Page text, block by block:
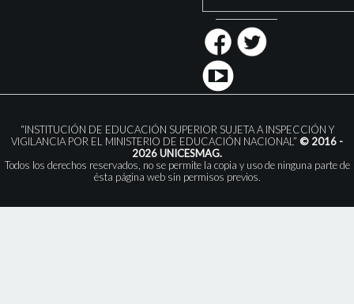
“INSTITUCIÓN DE EDUCACIÓN SUPERIOR SUJETA A INSPECCIÓN Y
VIGILANCIA POR EL MINISTERIO DE EDUCACIÓN NACIONAL” © 2016 -
2026 UNICESMAG.
Todos los derechos reservados, no se permite la copia y uso de ninguna parte de
ésta página web sin permisos previos.